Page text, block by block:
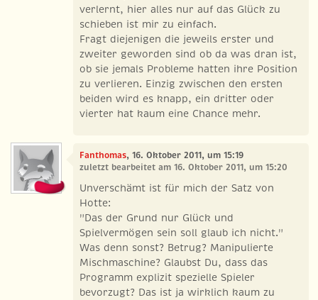
verlernt, hier alles nur auf das Glück zu
schieben ist mir zu einfach.
Fragt diejenigen die jeweils erster und
zweiter geworden sind ob da was dran ist,
ob sie jemals Probleme hatten ihre Position
zu verlieren. Einzig zwischen den ersten
beiden wird es knapp, ein dritter oder
vierter hat kaum eine Chance mehr.
Fanthomas, 16. Oktober 2011, um 15:19
zuletzt bearbeitet am 16. Oktober 2011, um 15:20
Unverschämt ist für mich der Satz von
Hotte:
"Das der Grund nur Glück und
Spielvermögen sein soll glaub ich nicht."
Was denn sonst? Betrug? Manipulierte
Mischmaschine? Glaubst Du, dass das
Programm explizit spezielle Spieler
bevorzugt? Das ist ja wirklich kaum zu